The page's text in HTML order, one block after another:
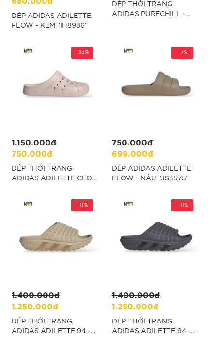
DÉP ADIDAS ADILETTE
FLOW - KEM “IH8986”
DÉP THỜI TRANG
ADIDAS PURECHILL -
1.150.000đ
750.000đ
-35%
DÉP THỜI TRANG
ADIDAS ADILETTE CLOG
750.000đ
699.000đ
-7%
DÉP ADIDAS ADILETTE
FLOW - NÂU “JS3575”
1.400.000đ
1.250.000đ
-11%
DÉP THỜI TRANG
ADIDAS ADILETTE 94 -
1.400.000đ
1.250.000đ
-11%
DÉP THỜI TRANG
ADIDAS ADILETTE 94 -